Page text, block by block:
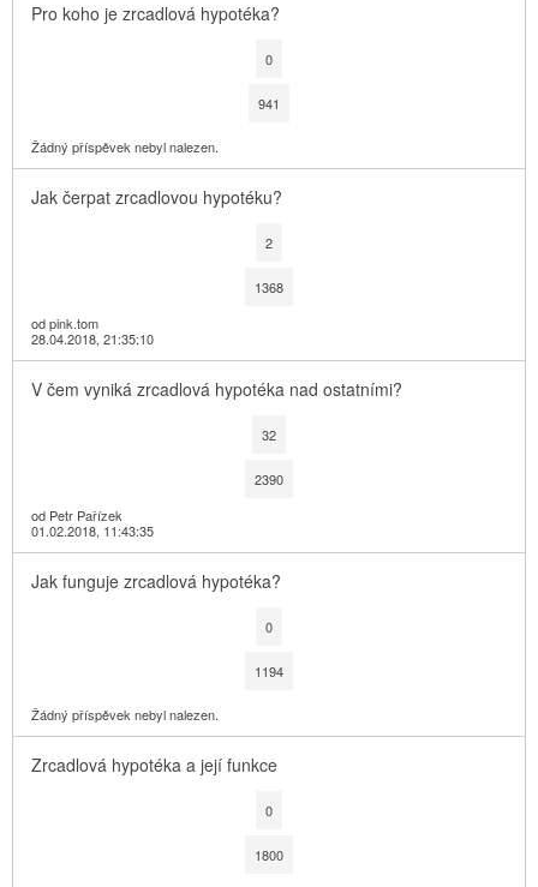
Pro koho je zrcadlová hypotéka?
0
941
Žádný příspěvek nebyl nalezen.
Jak čerpat zrcadlovou hypotéku?
2
1368
od pink.tom
28.04.2018, 21:35:10
V čem vyniká zrcadlová hypotéka nad ostatními?
32
2390
od Petr Pařízek
01.02.2018, 11:43:35
Jak funguje zrcadlová hypotéka?
0
1194
Žádný příspěvek nebyl nalezen.
Zrcadlová hypotéka a její funkce
0
1800